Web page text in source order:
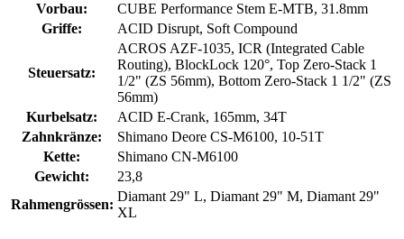
Vorbau:
CUBE Performance Stem E-MTB, 31.8mm
Griffe:
ACID Disrupt, Soft Compound
Steuersatz:
ACROS AZF-1035, ICR (Integrated Cable
Routing), BlockLock 120°, Top Zero-Stack 1
1/2" (ZS 56mm), Bottom Zero-Stack 1 1/2" (ZS
56mm)
Kurbelsatz:
ACID E-Crank, 165mm, 34T
Zahnkränze:
Shimano Deore CS-M6100, 10-51T
Kette:
Shimano CN-M6100
Gewicht:
23,8
Rahmengrössen:
Diamant 29" L, Diamant 29" M, Diamant 29"
XL